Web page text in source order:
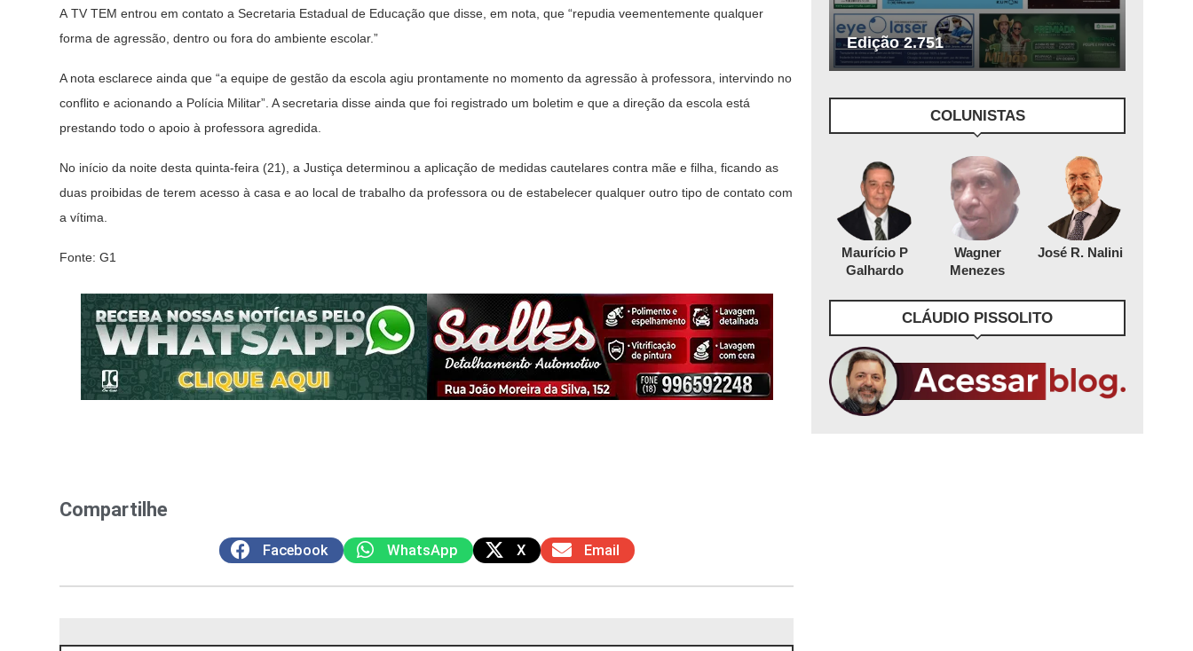
A TV TEM entrou em contato a Secretaria Estadual de Educação que disse, em nota, que “repudia veementemente qualquer
forma de agressão, dentro ou fora do ambiente escolar.”
A nota esclarece ainda que “a equipe de gestão da escola agiu prontamente no momento da agressão à professora, intervindo no
conflito e acionando a Polícia Militar”. A secretaria disse ainda que foi registrado um boletim e que a direção da escola está
prestando todo o apoio à professora agredida.
No início da noite desta quinta-feira (21), a Justiça determinou a aplicação de medidas cautelares contra mãe e filha, ficando as
duas proibidas de terem acesso à casa e ao local de trabalho da professora ou de estabelecer qualquer outro tipo de contato com
a vítima.
Fonte: G1
Compartilhe
Facebook WhatsApp X Email
Edição 2.751
COLUNISTAS
Maurício P
Galhardo
Wagner
Menezes
José R. Nalini
CLÁUDIO PISSOLITO